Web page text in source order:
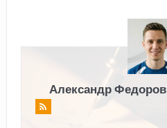
Александр Федоров